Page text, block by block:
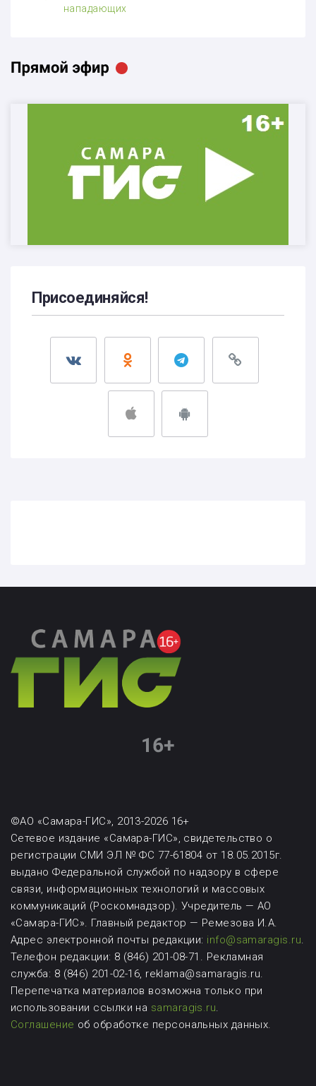
нападающих
Присоединяйся!
©АО «Самара-ГИС», 2013-2026 16+
Сетевое издание «Самара-ГИС», свидетельство о
регистрации СМИ ЭЛ № ФС 77-61804 от 18.05.2015г.
выдано Федеральной службой по надзору в сфере
связи, информационных технологий и массовых
коммуникаций (Роскомнадзор). Учредитель — АО
«Самара-ГИС». Главный редактор — Ремезова И.А.
Адрес электронной почты редакции: info@samaragis.ru.
Телефон редакции: 8 (846) 201-08-71. Рекламная
служба: 8 (846) 201-02-16, reklama@samaragis.ru.
Перепечатка материалов возможнатолько при
использовании ссылки на samaragis.ru.
Соглашение об обработке персональных данных.